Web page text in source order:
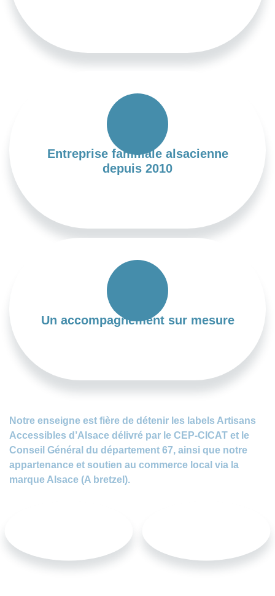
Entreprise familiale alsacienne
depuis 2010
Un accompagnement sur mesure
Notre enseigne est fière de détenir les labels Artisans
Accessibles d’Alsace délivré par le CEP-CICAT et le
Conseil Général du département 67, ainsi que notre
appartenance et soutien au commerce local via la
marque Alsace (A bretzel).